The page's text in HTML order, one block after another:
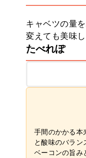
キャベツの量
変えても美味
たべれぽ
手間のかかる本
と酸味のバラン
ベーコンの旨み